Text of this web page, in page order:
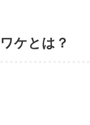
ケとは？